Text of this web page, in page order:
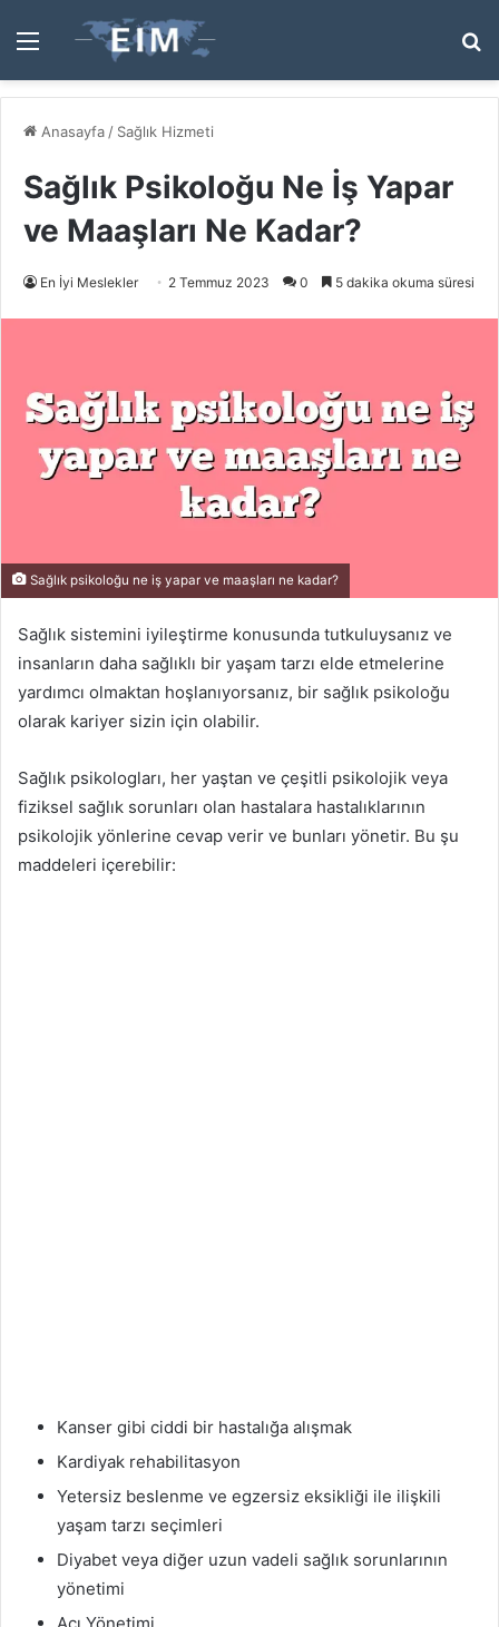
Menü
...
Anasayfa / Sağlık Hizmeti
Sağlık Psikoloğu Ne İş Yapar
ve Maaşları Ne Kadar?
En İyi Meslekler 2 Temmuz 2023 0 5 dakika okuma süresi
Sağlık psikoloğu ne iş yapar ve maaşları ne kadar?
Sağlık sistemini iyileştirme konusunda tutkuluysanız ve
insanların daha sağlıklı bir yaşam tarzı elde etmelerine
yardımcı olmaktan hoşlanıyorsanız, bir sağlık psikoloğu
olarak kariyer sizin için olabilir.
Sağlık psikologları, her yaştan ve çeşitli psikolojik veya
fiziksel sağlık sorunları olan hastalara hastalıklarının
psikolojik yönlerine cevap verir ve bunları yönetir. Bu şu
maddeleri içerebilir:
Kanser gibi ciddi bir hastalığa alışmak
Kardiyak rehabilitasyon
Yetersiz beslenme ve egzersiz eksikliği ile ilişkili
yaşam tarzı seçimleri
Diyabet veya diğer uzun vadeli sağlık sorunlarının
yönetimi